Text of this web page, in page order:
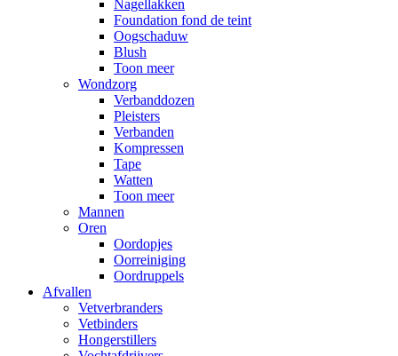
Nagellakken
Foundation fond de teint
Oogschaduw
Blush
Toon meer
Wondzorg
Verbanddozen
Pleisters
Verbanden
Kompressen
Tape
Watten
Toon meer
Mannen
Oren
Oordopjes
Oorreiniging
Oordruppels
Afvallen
Vetverbranders
Vetbinders
Hongerstillers